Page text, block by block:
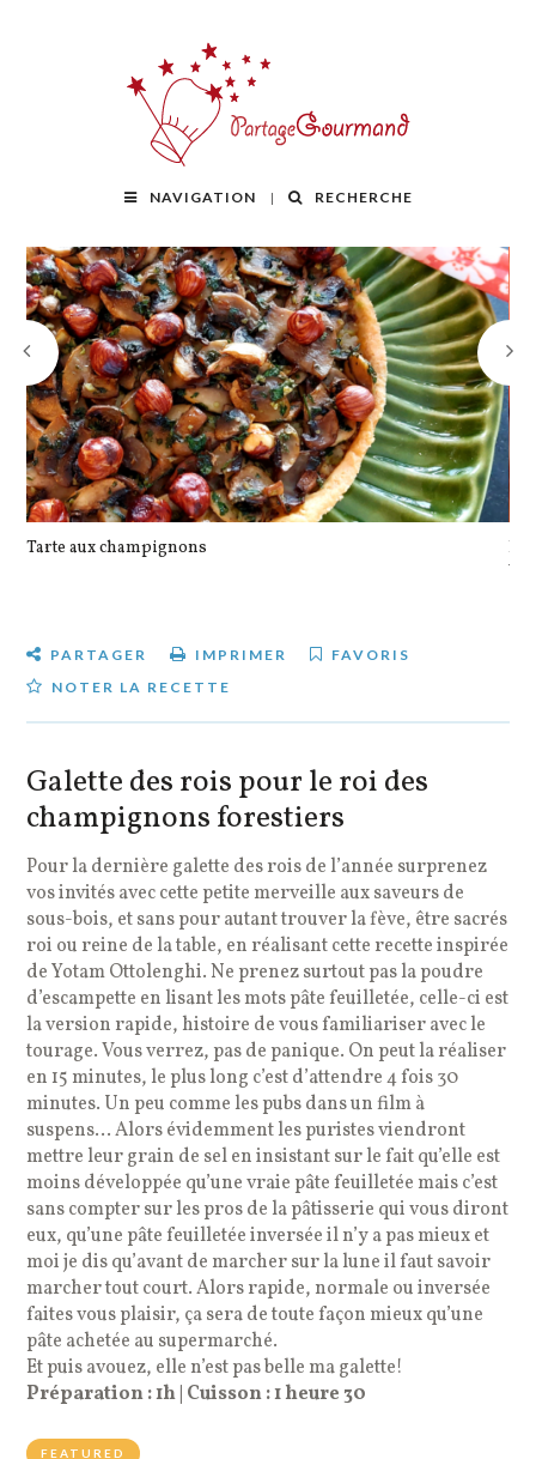
NAVIGATION RECHERCHE
Tarte aux champignons
PARTAGER IMPRIMER
FAVORIS
NOTER LA RECETTE
Galette des rois pour le roi des
champignons forestiers
Pour la dernière galette des rois de l’année surprenez
vos invités avec cette petite merveille aux saveurs de
sous-bois, et sans pour autant trouver la fève, être sacrés
roi ou reine de la table, en réalisant cette recette inspirée
de Yotam Ottolenghi. Ne prenez surtout pas la poudre
d’escampette en lisant les mots pâte feuilletée, celle-ci est
la version rapide, histoire de vous familiariser avec le
tourage. Vous verrez, pas de panique. On peut la réaliser
en 15 minutes, le plus long c’est d’attendre 4 fois 30
minutes. Un peu comme les pubs dans un film à
suspens… Alors évidemment les puristes viendront
mettre leur grain de sel en insistant sur le fait qu’elle est
moins développée qu’une vraie pâte feuilletée mais c’est
sans compter sur les pros de la pâtisserie qui vous diront
eux, qu’une pâte feuilletée inversée il n’y a pas mieux et
moi je dis qu’avant de marcher sur la lune il faut savoir
marcher tout court. Alors rapide, normale ou inversée
faites vous plaisir, ça sera de toute façon mieux qu’une
pâte achetée au supermarché.
Et puis avouez, elle n’est pas belle ma galette!
Préparation : 1h | Cuisson : 1 heure 30
FEATURED